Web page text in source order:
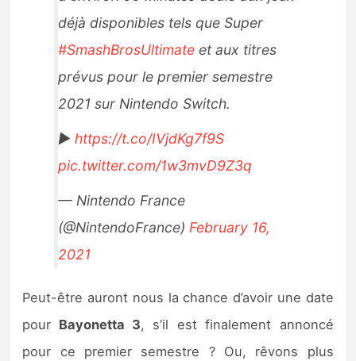
déjà disponibles tels que Super
#SmashBrosUltimate et aux titres
prévus pour le premier semestre
2021 sur Nintendo Switch.
►https://t.co/IVjdKg7f9S
pic.twitter.com/1w3mvD9Z3q
— Nintendo France
(@NintendoFrance) February 16,
2021
Peut-être auront nous la chance d’avoir une date
pour Bayonetta 3, s’il est finalement annoncé
pour ce premier semestre ? Ou, rêvons plus